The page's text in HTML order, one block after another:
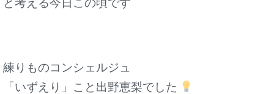
練りものコンシェルジュ
「いずえり」こと出野恵梨でした